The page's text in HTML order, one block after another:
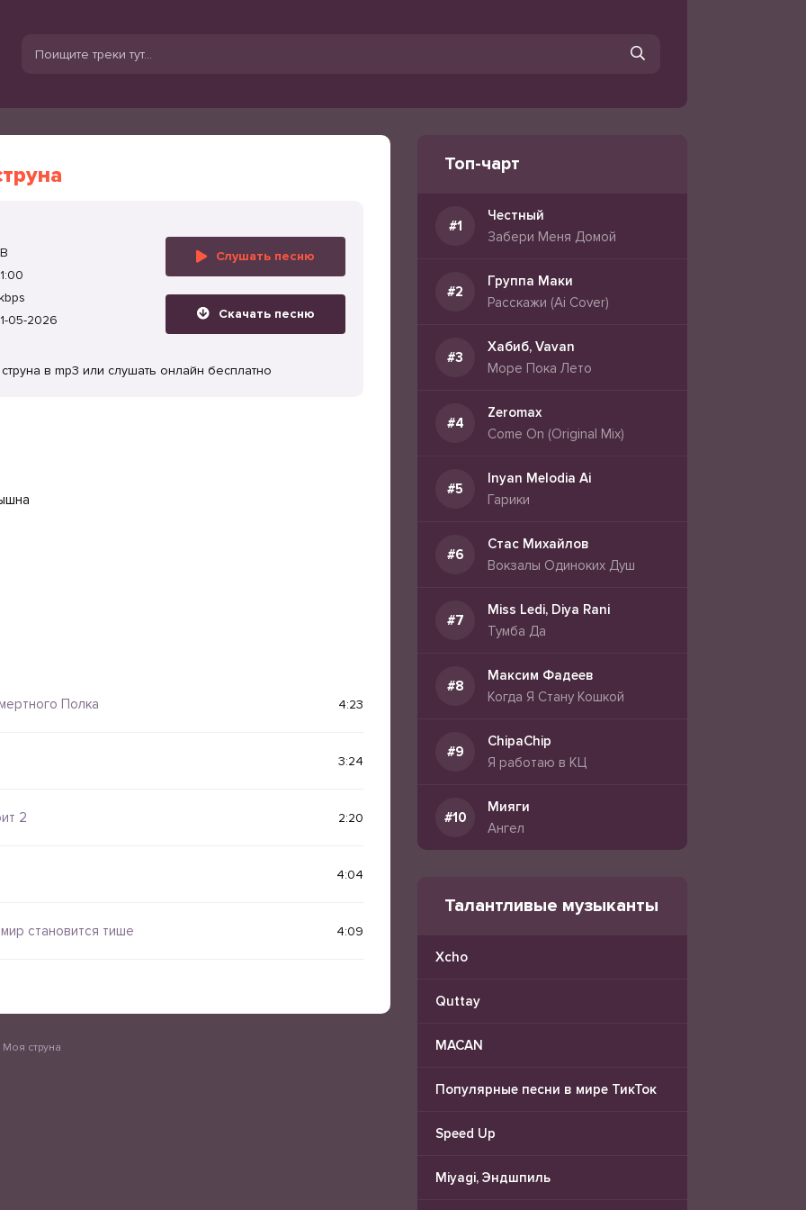
1:00
05-2026
Слушать песню
Скачать песню
в mp3 или слушать онлайн бесплатно
Полка 4:23
3:24
2 2:20
4:04
становится тише 4:09
струна
Топ-чарт
Честный
Забери Меня Домой
Группа Маки
Расскажи (Ai Cover)
Хабиб, Vavan
Море Пока Лето
Zeromax
Come On (Original Mix)
Inyan Melodia Ai
Гарики
Стас Михайлов
Вокзалы Одиноких Душ
Miss Ledi, Diya Rani
Тумба Да
Максим Фадеев
Когда Я Стану Кошкой
ChipaChip
Я работаю в КЦ
Мияги
Ангел
Талантливые музыканты
Xcho
Quttay
MACAN
Популярные песни в мире ТикТок
Speed Up
Miyagi, Эндшпиль